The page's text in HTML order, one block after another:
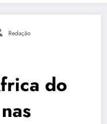
Redação
do